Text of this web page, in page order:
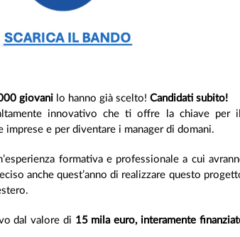
giovani lo hanno già scelto! Candidati subito!
innovativo che ti offre la chiave per
e per diventare i manager di domani.
formativa e professionale a cui
anche quest’anno di realizzare questo
dal valore di 15 mila euro, interamente